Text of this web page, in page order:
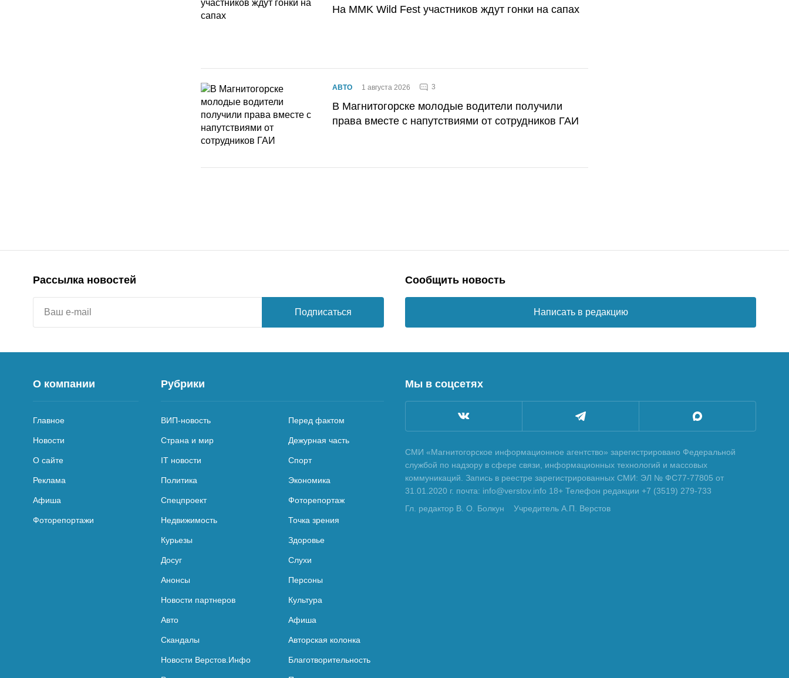
На MMK Wild Fest участников ждут гонки на сапах
АВТО 1 августа 2026 3
В Магнитогорске молодые водители получили
права вместе с напутствиями от сотрудников ГАИ
Рассылка новостей
Подписаться
Сообщить новость
Написать в редакцию
О компании
Главное
Новости
О сайте
Реклама
Афиша
Фоторепортажи
Рубрики
ВИП-новость Перед фактом
Страна и мир Дежурная часть
IT новости Спорт
Политика Экономика
Спецпроект Фоторепортаж
Недвижимость Точка зрения
Курьезы Здоровье
Досуг Слухи
Анонсы Персоны
Новости партнеров Культура
Авто Афиша
Скандалы Авторская колонка
Новости Верстов.Инфо Благотворительность
Мы в соцсетях
СМИ «Магнитогорское информационное агентство» зарегистрировано Федеральной
службой по надзору в сфере связи, информационных технологий и массовых
коммуникаций. Запись в реестре зарегистрированных СМИ: ЭЛ № ФС77-77805 от
31.01.2020 г. почта: info@verstov.info 18+ Телефон редакции +7 (3519) 279-733
Гл. редактор В. О. Болкун
Учредитель А.П. Верстов